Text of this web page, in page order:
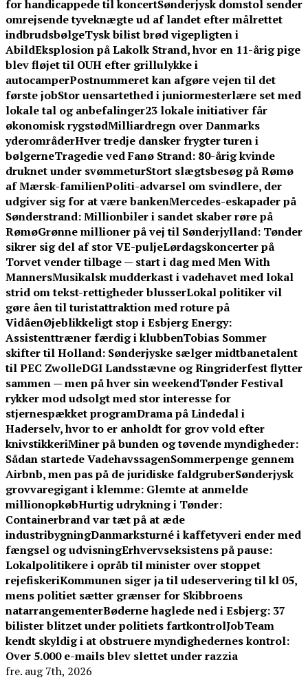
for handicappede til koncertSønderjysk domstol sender
omrejsende tyveknægte ud af landet efter målrettet
indbrudsbølgeTysk bilist brød vigepligten i
AbildEksplosion på Lakolk Strand, hvor en 11-årig pige
blev fløjet til OUH efter grillulykke i
autocamperPostnummeret kan afgøre vejen til det
første jobStor uensartethed i juniormesterlære set med
lokale tal og anbefalinger23 lokale initiativer får
økonomisk rygstødMilliardregn over Danmarks
yderområderHver tredje dansker frygter turen i
bølgerneTragedie ved Fanø Strand: 80-årig kvinde
druknet under svømmeturStort slægtsbesøg på Rømø
af Mærsk-familienPoliti-advarsel om svindlere, der
udgiver sig for at være bankenMercedes-eskapader på
Sønderstrand: Millionbiler i sandet skaber røre på
RømøGrønne millioner på vej til Sønderjylland: Tønder
sikrer sig del af stor VE-puljeLørdagskoncerter på
Torvet vender tilbage — start i dag med Men With
MannersMusikalsk mudderkast i vadehavet med lokal
strid om tekst-rettigheder blusserLokal politiker vil
gøre åen til turistattraktion med roture på
VidåenØjeblikkeligt stop i Esbjerg Energy:
Assistenttræner færdig i klubbenTobias Sommer
skifter til Holland: Sønderjyske sælger midtbanetalent
til PEC ZwolleDGI Landsstævne og Ringriderfest flytter
sammen — men på hver sin weekendTønder Festival
rykker mod udsolgt med stor interesse for
stjernespækket programDrama på Lindedal i
Haderselv, hvor to er anholdt for grov vold efter
knivstikkeriMiner på bunden og tøvende myndigheder:
Sådan startede VadehavssagenSommerpenge gennem
Airbnb, men pas på de juridiske faldgruberSønderjysk
grovvaregigant i klemme: Glemte at anmelde
millionopkøbHurtig udrykning i Tønder:
Containerbrand var tæt på at æde
industribygningDanmarksturné i kaffetyveri ender med
fængsel og udvisningErhvervseksistens på pause:
Lokalpolitikere i opråb til minister over stoppet
rejefiskeriKommunen siger ja til udeservering til kl 05,
mens politiet sætter grænser for Skibbroens
natarrangementerBøderne haglede ned i Esbjerg: 37
bilister blitzet under politiets fartkontrolJobTeam
kendt skyldig i at obstruere myndighedernes kontrol:
Over 5.000 e-mails blev slettet under razzia
fre. aug 7th, 2026